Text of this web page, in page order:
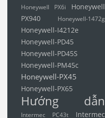
Honeywell PX6i
Honeywell
PX940
Honeywell-1472g
Honeywell-I4212e
Honeywell-PD45
Honeywell-PD45S
Honeywell-PM45c
Honeywell-PX45
Honeywell-PX65
Hướng dẫn
Intermec PC43t
Intermec